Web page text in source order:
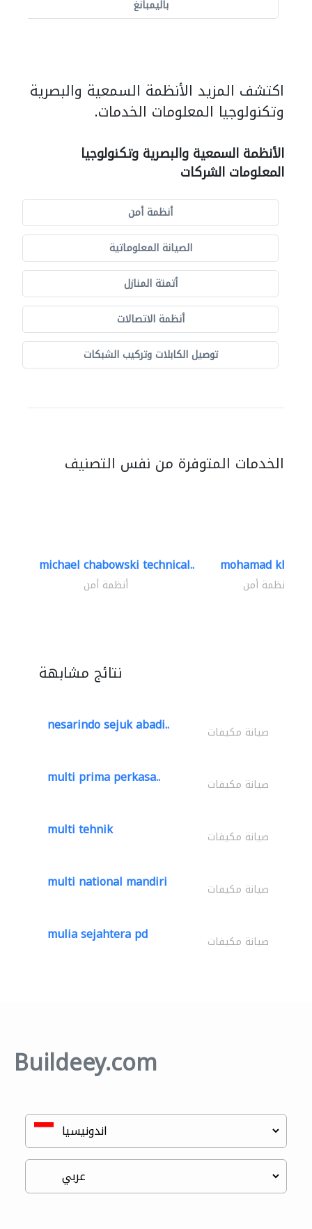
باليمبانغ
اكتشف المزيد الأنظمة السمعية والبصرية
وتكنولوجيا المعلومات الخدمات.
الأنظمة السمعية والبصرية وتكنولوجيا
المعلومات الشركات
أنظمة أمن
الصيانة المعلوماتية
أتمتة المنازل
أنظمة الاتصالات
توصيل الكابلات وتركيب الشبكات
الخدمات المتوفرة من نفس التصنيف
michael chabowski technical..
أنظمة أمن
mohamad khayat
أنظمة أمن
نتائج مشابهة
nesarindo sejuk abadi.. صيانة مكيفات
multi prima perkasa.. صيانة مكيفات
multi tehnik صيانة مكيفات
multi national mandiri صيانة مكيفات
mulia sejahtera pd صيانة مكيفات
Buildeey.com